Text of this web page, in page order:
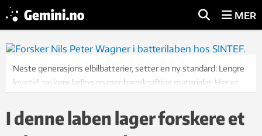
MER
Neste generasjons elbilbatterier, setter en ny standard: Lengre
levetid, raskere lading og mer bærekraftige materialer. Her er
Foto: Silje Grytli Tveten
I denne laben lager forskere et